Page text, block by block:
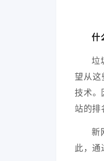
什
垃
望从这
技术。
站的排
新
此，通